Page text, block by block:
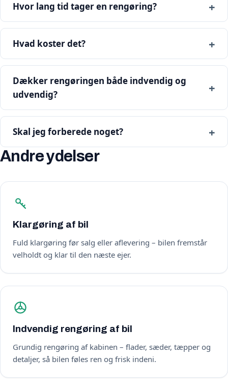
Hvor lang tid tager en rengøring?
Hvad koster det?
Dækker rengøringen både indvendig og
udvendig?
Skal jeg forberede noget?
Andre ydelser
Klargøring af bil
Fuld klargøring før salg eller aflevering – bilen fremstår
velholdt og klar til den næste ejer.
Indvendig rengøring af bil
Grundig rengøring af kabinen – flader, sæder, tæpper og
detaljer, så bilen føles ren og frisk indeni.